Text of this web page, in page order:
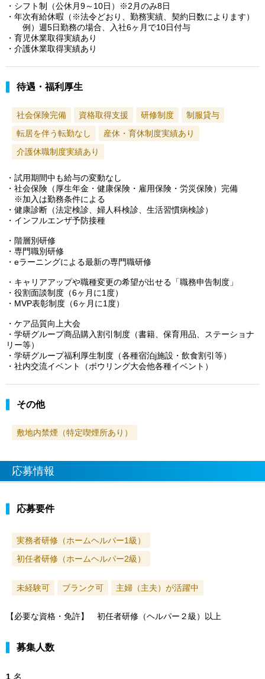
・シフト制（公休月9～10日）※2月のみ8日
・年次有給休暇（※法令どおり、勤務実績、契約日数によります）
例）週5日勤務の場合、入社6ヶ月で10日付与
・育児休業取得実績あり
・介護休業取得実績あり
待遇・福利厚生
社会保険完備 資格取得支援 研修制度
制服貸与
転居を伴う転勤なし
産休・育休制度実績あり
介護休職制度実績あり
・試用期間中も給与の変動なし
・社会保険（厚生年金・健康保険・雇用保険・労災保険）完備
※加入は勤務条件による
・健康診断（法定検診、婦人科検診、生活習慣病検診）
・インフルエンザ予防接種
・階層別研修
・専門職別研修
・eラーニングによる最新の専門職研修
・キャリアアップや職種変更の希望が出せる「職務申告制度」
・役割面談制度（6ヶ月に1度）
・MVP表彰制度（6ヶ月に1度）
・ケア品質向上大会
・学研グループ商品購入割引制度（書籍、保育用品、ステーショナ
リー等）
・学研グループ福利厚生制度（各種宿泊j施設・飲食割引等）
・社内交流イベント（ボウリング大会他各種イベント）
その他
敷地内禁煙（特定喫煙所あり）
応募情報
応募要件
実務者研修（ホームヘルパー1級）
初任者研修（ホームヘルパー2級）
未経験可 ブランク可 主婦（主夫）が活躍中
【必要な資格・免許】 初任者研修（ヘルパー２級）以上
募集人数
1 名